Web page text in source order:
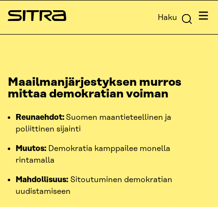
Siirry
suoraan
Sitra Haku
Maailmanjärjestyksen murros
mittaa demokratian voiman
Reunaehdot: Suomen maantieteellinen ja
poliittinen sijainti
Muutos: Demokratia kamppailee monella
rintamalla
Mahdollisuus: Sitoutuminen demokratian
uudistamiseen